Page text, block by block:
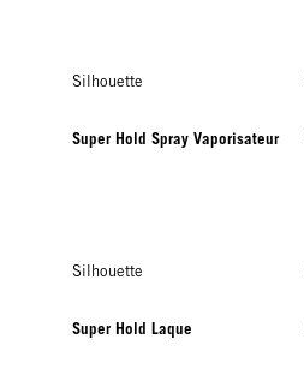
Silhouette
Super Hold Spray Vaporisateur
Silhouette
Super Hold Laque